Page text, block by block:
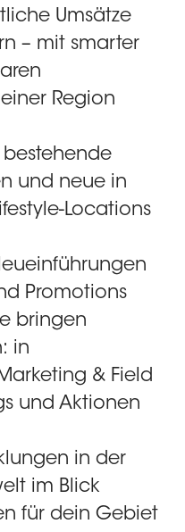
Umsätze
– mit smarter
Region
bestehende
und neue in
Locations
Promotions
bringen
in
& Field
und Aktionen
in der
im Blick
für dein Gebiet